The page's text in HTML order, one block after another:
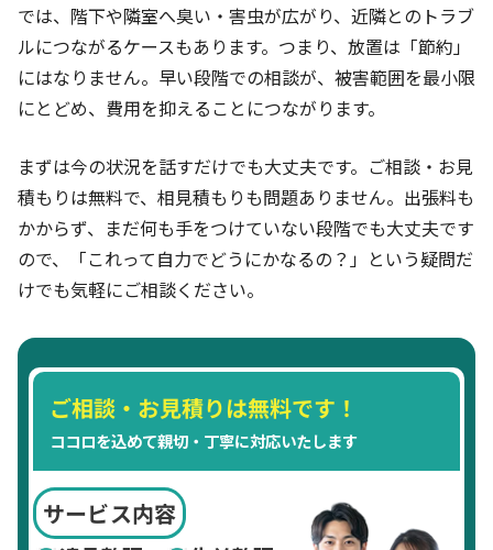
では、階下や隣室へ臭い・害虫が広がり、近隣とのトラブ
ルにつながるケースもあります。つまり、放置は「節約」
にはなりません。早い段階での相談が、被害範囲を最小限
にとどめ、費用を抑えることにつながります。
まずは今の状況を話すだけでも大丈夫です。ご相談・お見
積もりは無料で、相見積もりも問題ありません。出張料も
かからず、まだ何も手をつけていない段階でも大丈夫です
ので、「これって自力でどうにかなるの？」という疑問だ
けでも気軽にご相談ください。
ご相談・お見積りは無料です！
ココロを込めて親切・丁寧に対応いたします
サービス内容